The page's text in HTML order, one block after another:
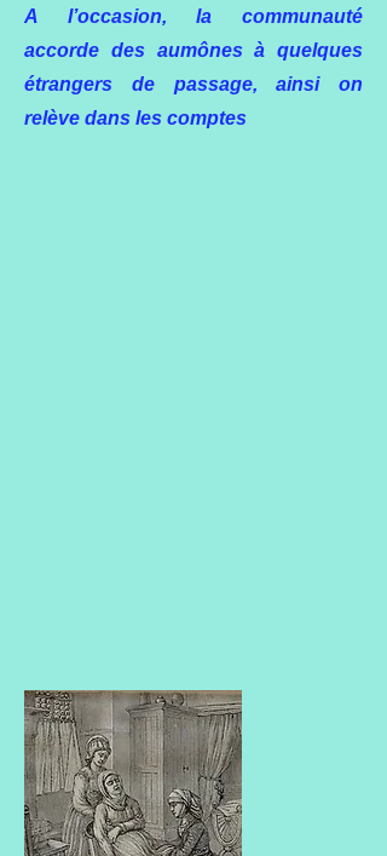
A l’occasion, la communauté
accorde des aumônes à quelques
étrangers de passage, ainsi on
relève dans les comptes